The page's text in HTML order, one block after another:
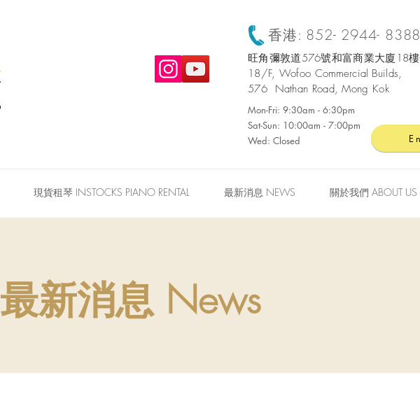
香港: 852- 2944- 8388
旺角彌敦道576號和富商業大廈18
​18/F, Wofoo Commercial Builds,
576 Nathan Road, Mong Kok
Mon-Fri: 9:30am - 6:30pm
Sat-Sun: 10:00am - 7:00pm
Wed: Closed
現貨租琴 INSTOCKS PIANO RENTAL 最新消息 NEWS 關於我們 ABOUT US
最新消息 News